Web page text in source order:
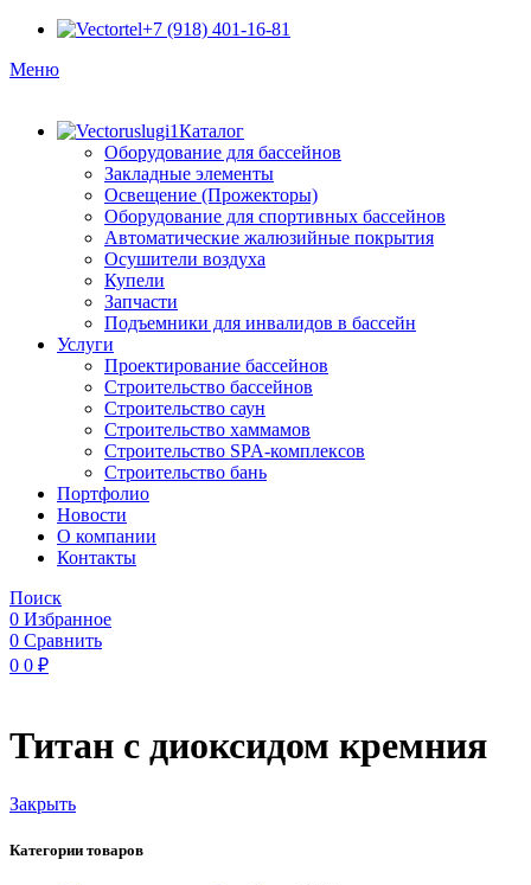
+7 (918) 401-16-81
Меню
Каталог
Оборудование для бассейнов
Закладные элементы
Освещение (Прожекторы)
Оборудование для спортивных бассейнов
Автоматические жалюзийные покрытия
Осушители воздуха
Купели
Запчасти
Подъемники для инвалидов в бассейн
Услуги
Проектирование бассейнов
Строительство бассейнов
Строительство саун
Строительство хаммамов
Строительство SPA-комплексов
Строительство бань
Портфолио
Новости
O компании
Контакты
Поиск
0 Избранное
0 Сравнить
0 0 ₽
Титан с диоксидом кремния
Закрыть
Категории товаров